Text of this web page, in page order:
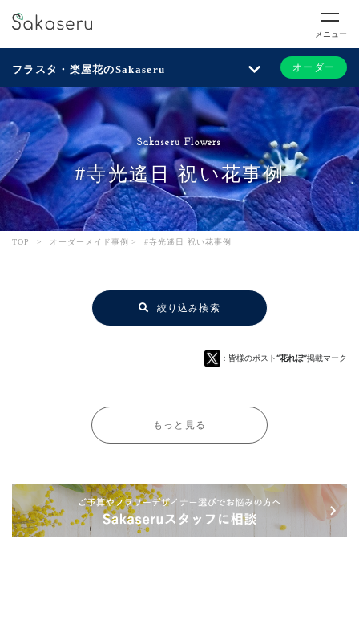
メニュー
フラスタ・楽屋花のSakaseru オーダー
Sakaseru Flowers
#寺光遙日 祝い花事例
TOP > オーダーメイド事例 > #寺光遙日 祝い花事例
絞り込み検索
：皆様のポスト“花れぽ”掲載マーク
もっと見る